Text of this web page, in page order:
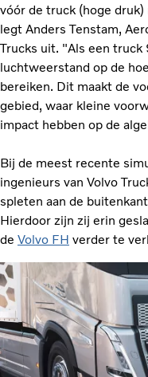
vóór de truck (hoge
legt Anders Tenstam,
Trucks uit. "Als een
luchtweerstand op de
bereiken. Dit maakt de
gebied, waar kleine
impact hebben op de
Bij de meest recente
ingenieurs van Volvo
spleten aan de
Hierdoor zijn zij erin
de Volvo FH verder te